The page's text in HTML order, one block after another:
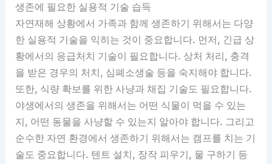
생존에 필요한 실용적 기술 습득
자연재해 상황에서 가족과 함께 생존하기 위해서는 다양
한 실용적 기술을 익히는 것이 중요합니다. 먼저, 긴급 상
황에서의 응급처치 기술이 필요합니다. 상처 처리, 충격
을 받은 경우의 처치, 심폐소생술 등을 숙지해야 합니다.
또한, 식량 확보를 위한 사냥과 채집 기술도 필요합니다.
야생에서의 생존을 위해서는 어떤 식물이 먹을 수 있는
지, 어떤 동물을 사냥할 수 있는지 알아야 합니다. 그리고
순수한 자연 환경에서 생존하기 위해서는 캠프를 치는 기
술도 중요합니다. 텐트 설치, 장작 피우기, 물 구하기 등